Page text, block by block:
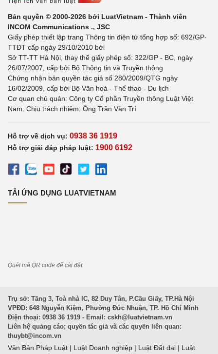
Bản quyền © 2000-2026 bởi LuatVietnam - Thành viên
INCOM Communications ., JSC
Giấy phép thiết lập trang Thông tin điện tử tổng hợp số: 692/GP-
TTĐT cấp ngày 29/10/2010 bởi
Sở TT-TT Hà Nội, thay thế giấy phép số: 322/GP - BC, ngày
26/07/2007, cấp bởi Bộ Thông tin và Truyền thông
Chứng nhận bản quyền tác giả số 280/2009/QTG ngày
16/02/2009, cấp bởi Bộ Văn hoá - Thể thao - Du lịch
Cơ quan chủ quản: Công ty Cổ phần Truyền thông Luật Việt
Nam. Chịu trách nhiệm: Ông Trần Văn Trí
Hỗ trợ về dịch vụ: 0938 36 1919
Hỗ trợ giải đáp pháp luật: 1900 6192
TẢI ỨNG DỤNG LUATVIETNAM
Quét mã QR code để cài đặt
Trụ sở: Tầng 3, Toà nhà IC, 82 Duy Tân, P.Cầu Giấy, TP.Hà Nội
VPĐD: 648 Nguyễn Kiệm, Phường Đức Nhuận, TP. Hồ Chí Minh
Điện thoại: 0938 36 1919 - Email: cskh@luatvietnam.vn
Liên hệ quảng cáo; quyền tác giả và các quyền liên quan:
thuybt@incom.vn
Văn Bản Pháp Luật | Luật Doanh nghiệp | Luật Đất đai | Luật